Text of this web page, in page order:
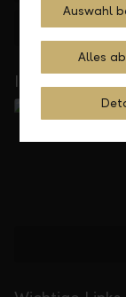
In Ihrer Nähe
Auswahl
Alles